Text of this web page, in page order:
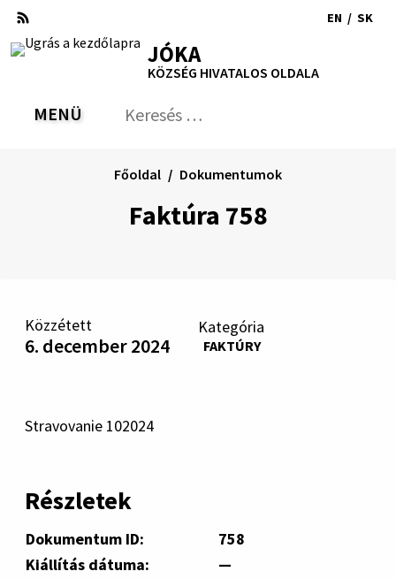
Ugrás
tartalomra
RSS Oldaltérkép
Nyomtatás
EN / SK
JÓKA
KÖZSÉG HIVATALOS OLDALA
VÁLTÁS
MENÜ Keresés:
Faktúra 758
Főoldal Dokumentumok
Közzétett
6. december 2024
Kategória
FAKTÚRY
Stravovanie 102024
Részletek
Dokumentum ID:
758
Kiállítás dátuma:
—